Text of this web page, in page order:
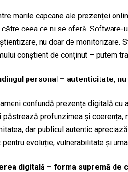
marile capcane ale prezenței
ceea ce ni se oferă. Software-
nu doar de monitorizare.
conștient de conținut – putem
personal – autenticitate,
confundă prezența digitală cu
păstrează profunzimea și coerența,
dar publicul autentic
pentru evoluție, vulnerabilitate și
digitală – forma supremă de